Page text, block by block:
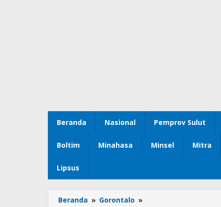
Beranda Nasional Pemprov Sulut
Boltim Minahasa Minsel Mitra
Lipsus
Beranda » Gorontalo »